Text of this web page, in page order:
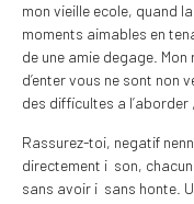
mon vieille ecole, quand
moments aimables en
de une amie degage.
d’enter vous ne sont non
des difficultes a
Rassurez-toi, negatif
directement i son,
sans avoir i sans honte.